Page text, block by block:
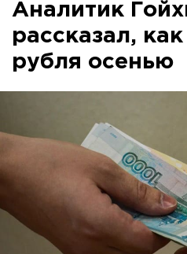
Аналитик
рассказал,
рубля осенью